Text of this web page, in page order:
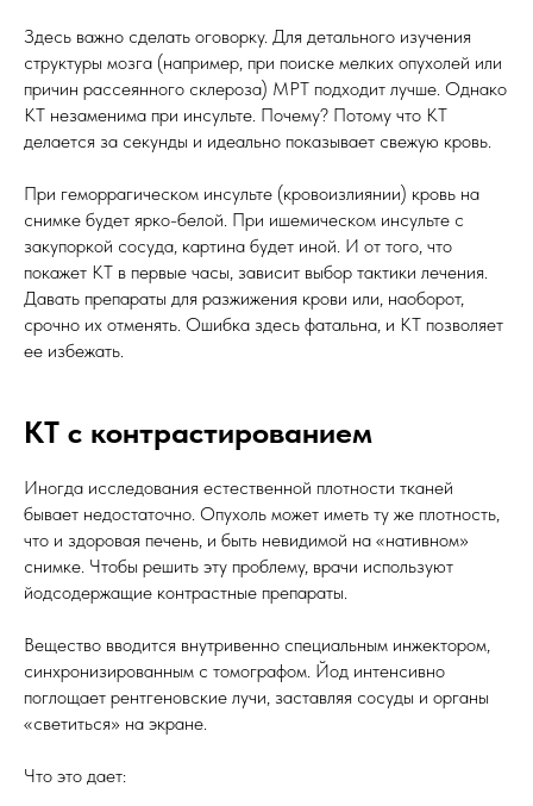
Здесь важно сделать оговорку. Для детального изучения
структуры мозга (например, при поиске мелких опухолей или
причин рассеянного склероза) МРТ подходит лучше. Однако
КТ незаменима при инсульте. Почему? Потому что КТ
делается за секунды и идеально показывает свежую кровь.
При геморрагическом инсульте (кровоизлиянии) кровь на
снимке будет ярко-белой. При ишемическом инсульте с
закупоркой сосуда, картина будет иной. И от того, что
покажет КТ в первые часы, зависит выбор тактики лечения.
Давать препараты для разжижения крови или, наоборот,
срочно их отменять. Ошибка здесь фатальна, и КТ позволяет
ее избежать.
КТ с контрастированием
Иногда исследования естественной плотности тканей
бывает недостаточно. Опухоль может иметь ту же плотность,
что и здоровая печень, и быть невидимой на «нативном»
снимке. Чтобы решить эту проблему, врачи используют
йодсодержащие контрастные препараты.
Вещество вводится внутривенно специальным инжектором,
синхронизированным с томографом. Йод интенсивно
поглощает рентгеновские лучи, заставляя сосуды и органы
«светиться» на экране.
Что это дает: